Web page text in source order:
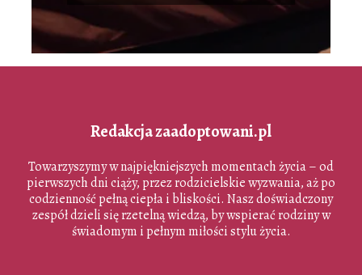
Redakcja zaadoptowani.pl
Towarzyszymy w najpiękniejszych momentach życia – od
pierwszych dni ciąży, przez rodzicielskie wyzwania, aż po
codzienność pełną ciepła i bliskości. Nasz doświadczony
zespół dzieli się rzetelną wiedzą, by wspierać rodziny w
świadomym i pełnym miłości stylu życia.